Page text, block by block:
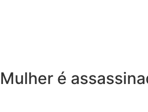
Mulher é